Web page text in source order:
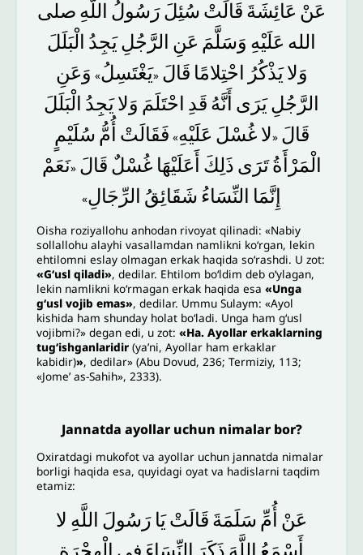
عَنْ عَائِشَةَ قَالَتْ سُئِلَرَسُولُ اللَّهِ صلى
الله عَلَيْهِ وَسَلَّمَ عَنِ الرَّجُلِيَجِدُ الْبَلَلَ
وَلا يَذْكُرُ احْتِلامًا قَالَ «يَغْتَسِلُ» وَعَنِ
الرَّجُلِيَرَى أَنَّهُ قَدِ احْتَلَمَ وَلايَجِدُ الْبَلَلَ
قَالَ «لا غُسْلَ عَلَيْهِ» فَقَالَتْ أُمُّ سُلَيْمٍ
الْمَرْأَةُ تَرَى ذَلِكَ أَعَلَيْهَا غُسْلٌ قَالَ «نَعَمْ
إِنَّمَا النِّسَاءُ شَقَائِقُ الرِّجَالِ»
Oisha roziyallohu anhodan rivoyat qilinadi: «Nabiy
sollallohu alayhi vasallamdan namlikni ko‘rgan, lekin
ehtilomni eslay olmagan erkak haqida so‘rashdi. U zot:
«Gʻusl qiladi», dedilar. Ehtilom bo‘ldim deb o‘ylagan,
lekin namlikni ko‘rmagan erkak haqida esa«Unga
g‘usl vojib emas», dedilar. Ummu Sulaym: «Ayol
kishida ham shunday holat bo‘ladi. Unga ham g‘usl
vojibmi?» degan edi, u zot:«Ha. Ayollar erkaklarning
tugʻishganlaridir (ya’ni, Ayollar ham erkaklar
kabidir)», dedilar» (Abu Dovud, 236; Termiziy, 113;
«Jome’ as-Sahih», 2333).
Jannatda ayollar uchun nimalar bor?
Oxiratdagi mukofot va ayollar uchun jannatda nimalar
borligi haqida esa, quyidagi oyat va hadislarni taqdim
etamiz:
عَنْ أُمِّ سَلَمَةَ قَالَتْيَا رَسُولَ اللَّهِ لا
أَسْمَعُ
اللَّهَ ذَكَرَ النِّسَاءَ فِي الْهِجْرَةِ